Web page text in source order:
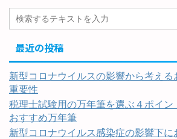
最近の投稿
新型コロナウイルスの影響から考え
重要性
税理士試験用の万年筆を選ぶ４ポイン
おすすめ万年筆
新型コロナウイルス感染症の影響下